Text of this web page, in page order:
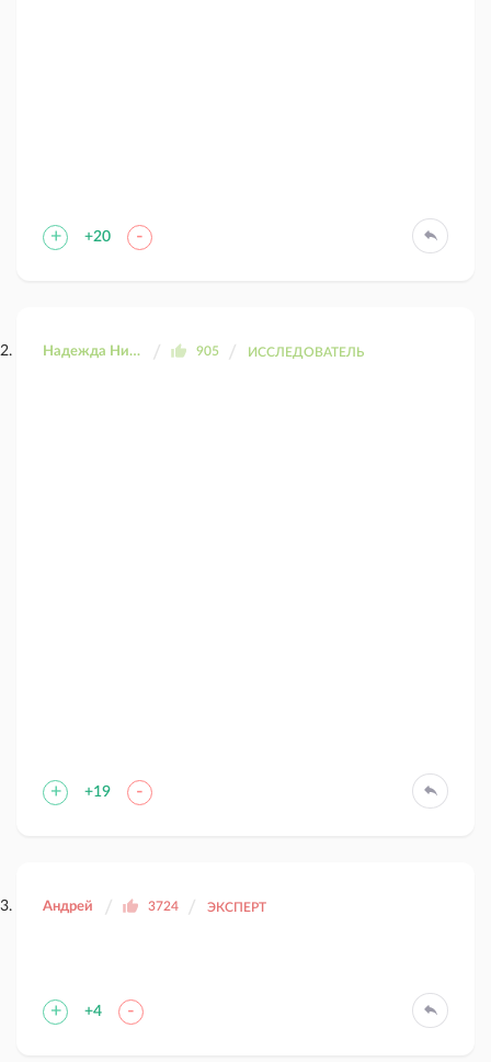
+ +20 -
Надежда Николаевна 905 ИССЛЕДОВАТЕЛЬ
+ +19 -
Андрей 3724 ЭКСПЕРТ
+ +4 -